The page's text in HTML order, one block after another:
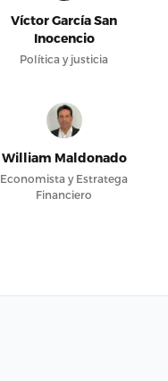
Víctor García San
Inocencio
Política y justicia
William Maldonado
Economista y Estratega
Financiero